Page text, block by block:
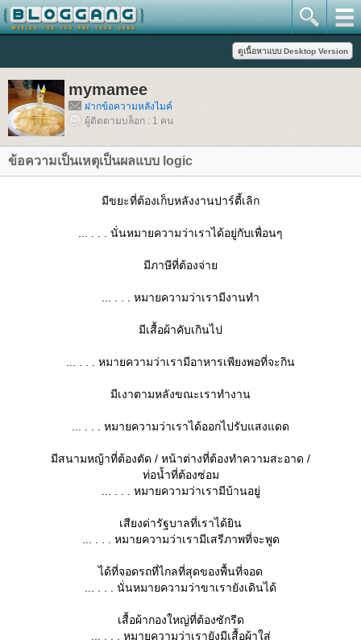
mymamee
ฝากข้อความหลังไมค์
ผู้ติดตามบล็อก : 1 คน
ข้อความเป็นเหตุเป็นผลแบบ logic
มีขยะที่ต้องเก็บหลังงานปาร์ตี้เลิก
... . . . นั่นหมายความว่าเราได้อยู่กับเพื่อนๆ
มีภาษีที่ต้องจ่า
... . . . หมายความว่าเรามีงานทำ
มีเสื้อผ้าคับเกินไป
... . . . หมายความว่าเรามีอาหารเพียงพอที่จะกิน
มีเงาตามหลังขณะเราทำงาน
... . . . หมายความว่าเราได้ออกไปรับแสงแดด
มีสนามหญ้าที่ต้องตัด / หน้าต่างที่ต้องทำความสะอาด /
ท่อน้ำที่ต้องซ่อม
... . . . หมายความว่าเรามีบ้านอยู่
เสียงด่ารัฐบาลที่เราได้ยิน
... . . . หมายความว่าเรามีเสรีภาพที่จะพูด
ได้ที่จอดรถที่ไกลที่สุดของพื้นที่จอด
... . . . นั่นหมายความว่าขาเรายังเดินได้
เสื้อผ้ากองใหญ่ที่ต้องซักรีด
... . . . หมายความว่าเรายังมีเสื้อผ้าใส่